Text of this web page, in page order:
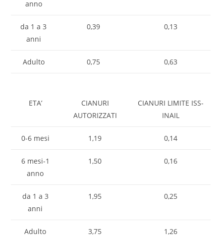
anno
da 1 a 3
anni
0,39 0,13
Adulto 0,75 0,63
ETA’
CIANURI
AUTORIZZATI
CIANURI LIMITE ISS-
INAIL
0-6 mesi 1,19 0,14
6 mesi-1
anno
1,50 0,16
da 1 a 3
anni
1,95 0,25
Adulto 3,75 1,26